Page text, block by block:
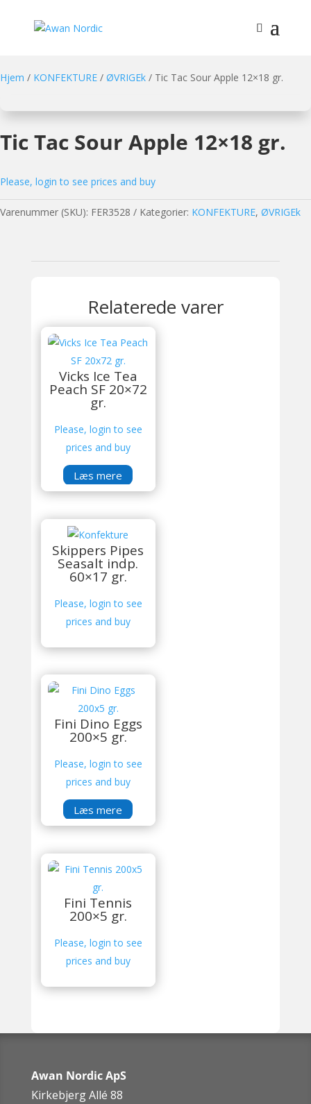
Hjem / KONFEKTURE / ØVRIGEk / Tic Tac Sour Apple 12×18 gr.
Tic Tac Sour Apple 12×18 gr.
Please, login to see prices and buy
Varenummer (SKU): FER3528 Kategorier: KONFEKTURE, ØVRIGEk
Relaterede varer
Vicks Ice Tea
Peach SF 20×72
gr.
Please, login to see
prices and buy
Læs mere
Skippers Pipes
Seasalt indp.
60×17 gr.
Please, login to see
prices and buy
Fini Dino Eggs
200×5 gr.
Please, login to see
prices and buy
Læs mere
Fini Tennis
200×5 gr.
Please, login to see
prices and buy
Awan Nordic ApS
Kirkebjerg Allé 88